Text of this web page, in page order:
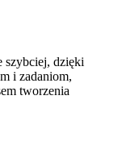
szybciej, dzięki
i zadaniom,
tworzenia